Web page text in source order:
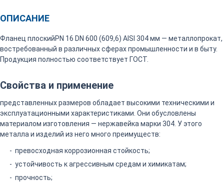
ОПИСАНИЕ
Фланец плоскийPN 16 DN 600 (609,6) AISI 304 мм — металлопрокат,
востребованный в различных сферах промышленности и в быту.
Продукция полностью соответствует ГОСТ.
Свойства и применение
представленных размеров обладает высокими техническими и
эксплуатационными характеристиками. Они обусловлены
материалом изготовления — нержавейка марки 304. У этого
металла и изделий из него много преимуществ:
превосходная коррозионная стойкость;
устойчивость к агрессивным средам и химикатам;
прочность;